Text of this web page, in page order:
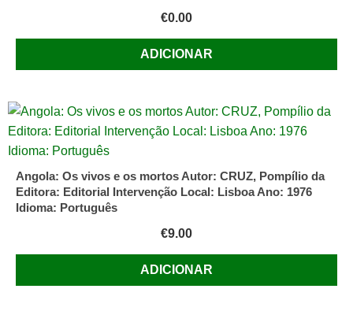
€0.00
ADICIONAR
Angola: Os vivos e os mortos Autor: CRUZ, Pompílio da
Editora: Editorial Intervenção Local: Lisboa Ano: 1976
Idioma: Português
€9.00
ADICIONAR